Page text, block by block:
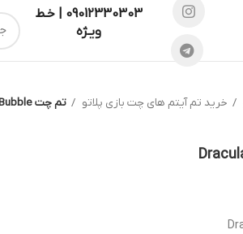
09012330303 | خـط
ویـژه
خرید تم آیتم های چت بازی پلاتو تم چت Dracula-Bubble